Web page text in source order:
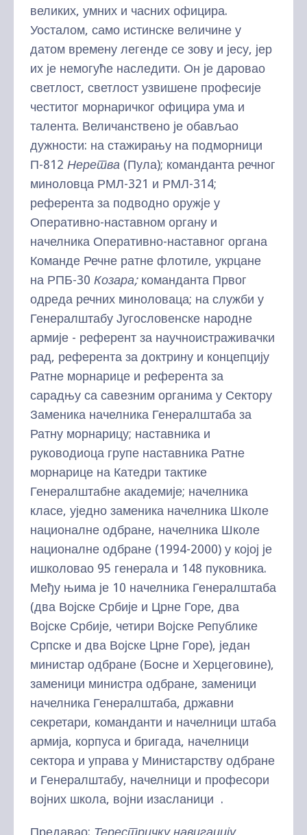
великих, умних и часних официра.
Уосталом, само истинске величине у
датом времену легенде се зову и јесу, јер
их је немогуће наследити. Он је даровао
светлост, светлост узвишене професије
честитог морнаричког официра ума и
талента. Величанствено је обављао
дужности: на стажирању на подморници
П-812 Неретва (Пула); команданта речног
миноловца РМЛ-321 и РМЛ-314;
референта за подводно оружје у
Оперативно-наставном органу и
начелника Оперативно-наставног органа
Команде Речне ратне флотиле, укрцане
на РПБ-30 Козара;команданта Првог
одреда речних миноловаца; на служби у
Генералштабу Југословенске народне
армије - референт за научноистраживачки
рад, референта за доктрину и концепцију
Ратне морнарице и референта за
сарадњу са савезним органима у Сектору
Заменика начелника Генералштаба за
Ратну морнарицу; наставника и
руководиоца групе наставника Ратне
морнарице на Катедри тактике
Генералштабне академије; начелника
класе, уједно заменика начелника Школе
националне одбране, начелника Школе
националне одбране (1994-2000) у којој је
ишколовао 95 генерала и 148 пуковника.
Међу њима је 10 начелника Генералштаба
(два Војске Србије и Црне Горе, два
Војске Србије, четири Војске Републике
Српске и два Војске Црне Горе), један
министар одбране (Босне и Херцеговине),
заменици министра одбране, заменици
начелника Генералштаба, државни
секретари, команданти и начелници штаба
армија, корпуса и бригада, начелници
сектора и управа у Министарству одбране
и Генералштабу, начелници и професори
војних школа, војни изасланици .
Предавао: Терестричку навигацију,